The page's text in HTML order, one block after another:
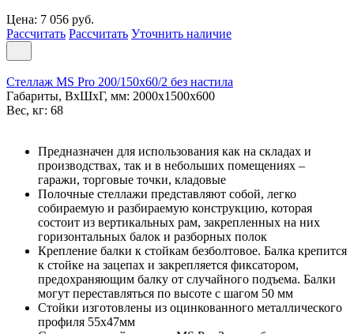
Цена: 7 056 руб.
Рассчитать Рассчитать Уточнить наличие
Стеллаж MS Pro 200/150x60/2 без настила
Габариты, ВxШxГ, мм: 2000x1500x600
Вес, кг: 68
Предназначен для использования как на складах и
производствах, так и в небольших помещениях –
гаражи, торговые точки, кладовые
Полочные стеллажи представляют собой, легко
собираемую и разбираемую конструкцию, которая
состоит из вертикальных рам, закрепленных на них
горизонтальных балок и разборных полок
Крепление балки к стойкам безболтовое. Балка крепится
к стойке на зацепах и закрепляется фиксатором,
предохраняющим балку от случайного подъема. Балки
могут переставляться по высоте с шагом 50 мм
Стойки изготовлены из оцинкованного металлического
профиля 55х47мм